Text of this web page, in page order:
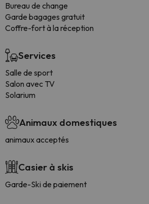
Bureau de change
Garde bagages gratuit
Coffre-fort à la réception
Services
Salle de sport
Salon avec TV
Solarium
Animaux domestiques
animaux acceptés
Casier à skis
Garde-Ski de paiement